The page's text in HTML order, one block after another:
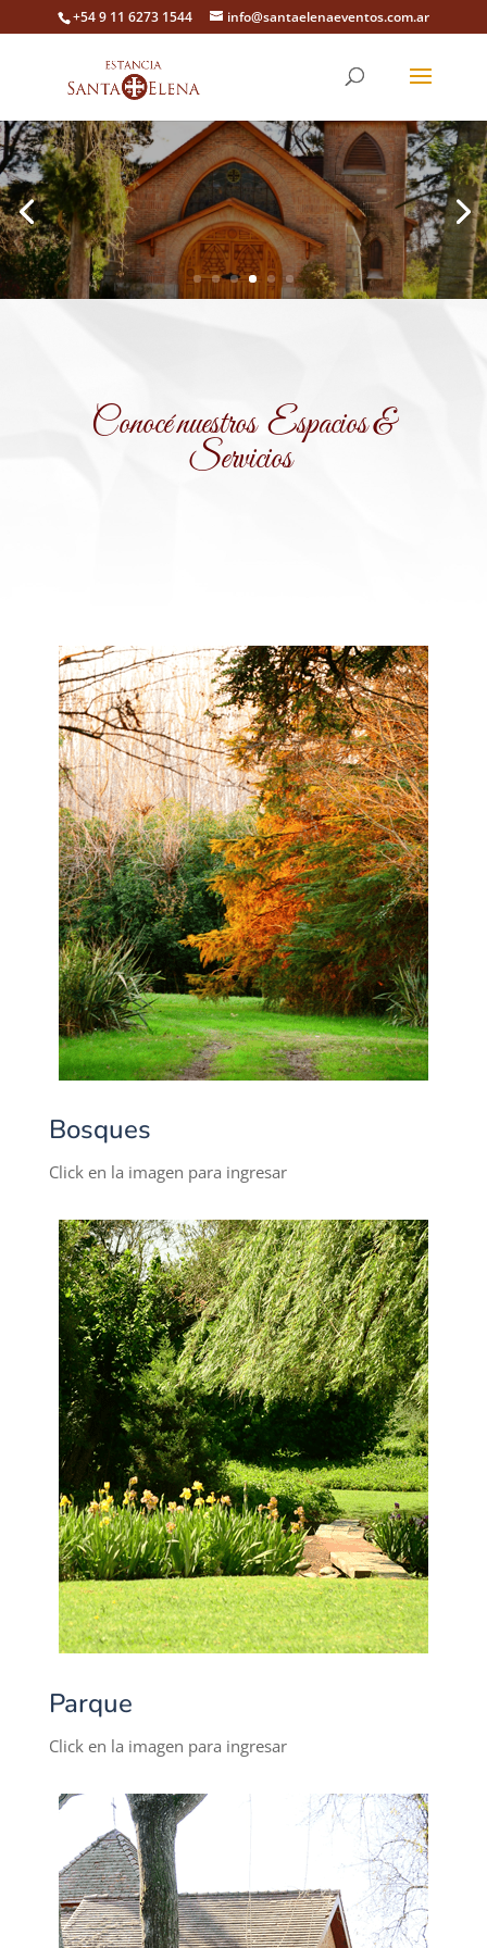
+54 9 11 6273 1544 info@santaelenaeventos.com.ar
Conocé nuestros Espacios &
Servicios
Bosques
Click en la imagen para ingresar
Parque
Click en la imagen para ingresar